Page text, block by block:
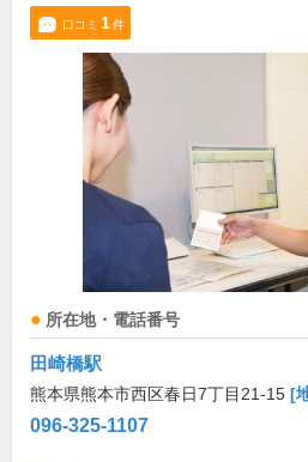
口コミ 1件
所在地・電話番号
田崎橋駅
熊本県熊本市西区春日7丁目21-15 [
096-325-1107